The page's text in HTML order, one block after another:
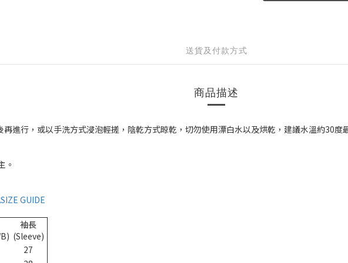
送貨及付款方式
商品描述
進行，或以手洗方式浸泡輕搓，陰乾方式晾乾，切勿使用漂白水以及烘乾，建議水溫約30度
。
GUIDE
袖長
(Sleeve)
27